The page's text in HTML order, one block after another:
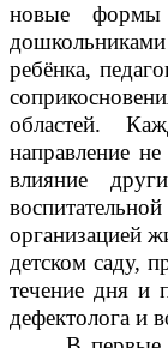
новые
ребёнка,
областей.
направление
влияние
организацией
детском саду,
течение дня и
дефектолога и